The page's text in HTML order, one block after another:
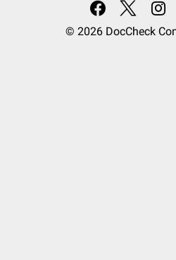
© 2026 DocCheck